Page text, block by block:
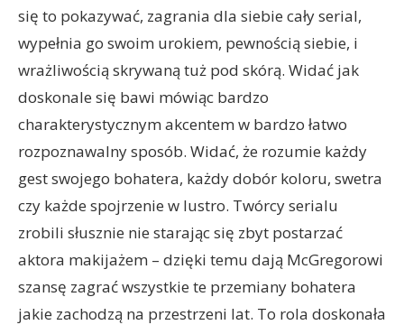
się to pokazywać, zagrania dla siebie cały serial,
wypełnia go swoim urokiem, pewnością siebie, i
wrażliwością skrywaną tuż pod skórą. Widać jak
doskonale się bawi mówiąc bardzo
charakterystycznym akcentem w bardzo łatwo
rozpoznawalny sposób. Widać, że rozumie każdy
gest swojego bohatera, każdy dobór koloru, swetra
czy każde spojrzenie w lustro. Twórcy serialu
zrobili słusznie nie starając się zbyt postarzać
aktora makijażem – dzięki temu dają McGregorowi
szansę zagrać wszystkie te przemiany bohatera
jakie zachodzą na przestrzeni lat. To rola doskonała